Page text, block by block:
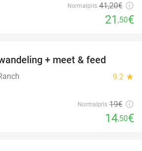
Normalpris 41,20€
21 ,50€
+ meet & feed
9.2 star
Normalpris 19€
14,50€